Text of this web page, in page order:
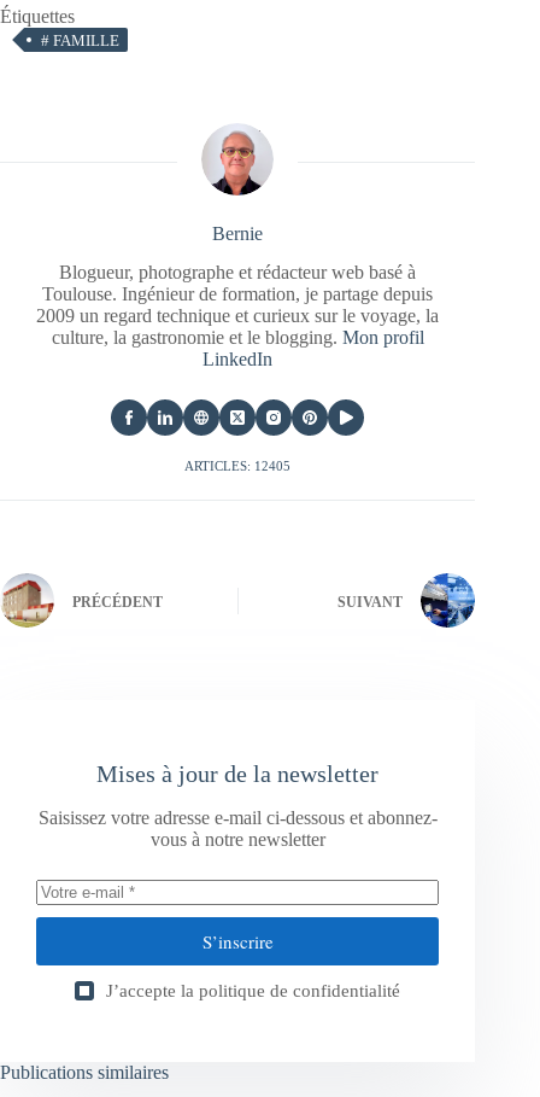
Étiquettes
# FAMILLE
Bernie
Blogueur, photographe et rédacteur web basé à
Toulouse. Ingénieur de formation, je partage depuis
2009 un regard technique et curieux sur le voyage, la
culture, la gastronomie et le blogging. Mon profil
LinkedIn
ARTICLES: 12405
PRÉCÉDENT SUIVANT
Mises à jour de la newsletter
Saisissez votre adresse e-mail ci-dessous et abonnez-
vous à notre newsletter
S’inscrire
J’accepte la politique de confidentialité
Publications similaires